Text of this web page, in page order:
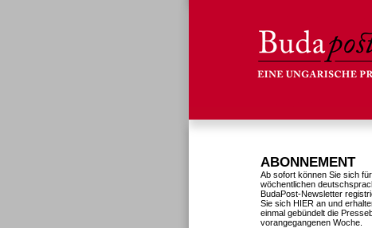
ABONNEMENT
Ab sofort können Sie sich
wöchentlichen
BudaPost-Newsletter
Sie sich HIER an und
einmal gebündelt die
vorangegangenen Woche.